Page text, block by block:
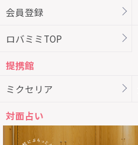
会員登録
ロバミミTOP
提携館
ミクセリア
対面占い